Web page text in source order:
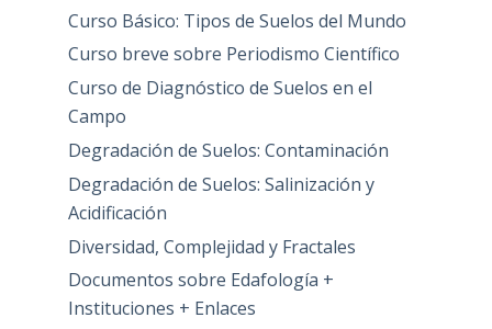
Curso Básico: Tipos de Suelos del Mundo
Curso breve sobre Periodismo Científico
Curso de Diagnóstico de Suelos en el
Campo
Degradación de Suelos: Contaminación
Degradación de Suelos: Salinización y
Acidificación
Diversidad, Complejidad y Fractales
Documentos sobre Edafología +
Instituciones + Enlaces